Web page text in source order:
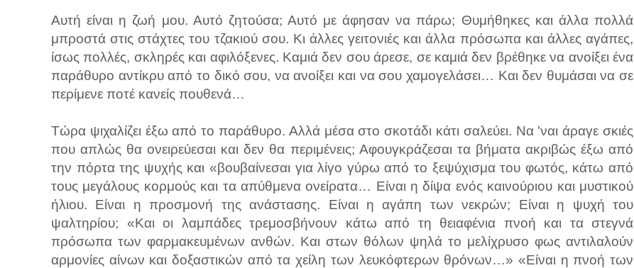
Αυτή είναι η ζωή μου. Αυτό ζητούσα; Αυτό με άφησαν να πάρω; Θυμήθηκες και άλλα πολλά
μπροστά στις στάχτες του τζακιού σου. Κι άλλες γειτονιές και άλλα πρόσωπα και άλλες αγάπες,
ίσως πολλές, σκληρές και αφιλόξενες. Καμιά δεν σου άρεσε, σε καμιά δεν βρέθηκε να ανοίξει ένα
παράθυρο αντίκρυ από το δικό σου, να ανοίξει και να σου χαμογελάσει… Και δεν θυμάσαι να σε
περίμενε ποτέ κανείς πουθενά…
Τώρα ψιχαλίζει έξω από το παράθυρο. Αλλά μέσα στο σκοτάδι κάτι σαλεύει. Να 'ναι άραγε σκιές
που απλώς θα ονειρεύεσαι και δεν θα περιμένεις; Αφουγκράζεσαι τα βήματα ακριβώς έξω από
την πόρτα της ψυχής και «βουβαίνεσαι για λίγο γύρω από το ξεψύχισμα του φωτός, κάτω από
τους μεγάλους κορμούς και τα απύθμενα ονείρατα… Είναι η δίψα ενός καινούριου και μυστικού
ήλιου. Είναι η προσμονή της ανάστασης. Είναι η αγάπη των νεκρών; Είναι η ψυχή του
ψαλτηρίου; «Και οι λαμπάδες τρεμοσβήνουν κάτω από τη θειαφένια πνοή και τα στεγνά
πρόσωπα των φαρμακευμένων ανθών. Και στων θόλων ψηλά το μελίχρυσο φως αντιλαλούν
αρμονίες αίνων και δοξαστικών από τα χείλη των λευκόφτερων θρόνων…» «Είναι η πνοή των